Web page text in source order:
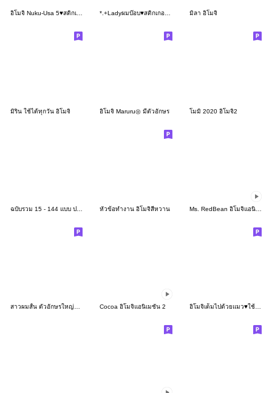
อิโมจิ Nuku-Usa 5♥สติกเกอร์เล็ก*คำสุภาพ *.+Ladyผมบ๊อบ♥สติกเกอร์เล็ก+.* มิลา อิโมจิ
มิริน ใช้ได้ทุกวัน อิโมจิ อิโมจิ Maruru◎ มีตัวอักษร โมมิ 2020 อิโมจิ2
หัวข้อทำงาน อิโมจิสีหวาน Ms. RedBean อิโมจิแอนิเมชัน
สาวผมสั้น ตัวอักษรใหญ่ใช้ได้ในทุกวัน♪ Cocoa อิโมจิแอนิเมชัน 2 อิโมจิเต็มไปด้วยแมว♥ใช้ได้ทุกวัน